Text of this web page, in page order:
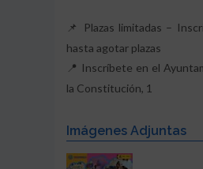
📌
Plazas limitadas –
hasta agotar plazas
📍 Inscríbete en el
la Constitución, 1
Imágenes Adjuntas